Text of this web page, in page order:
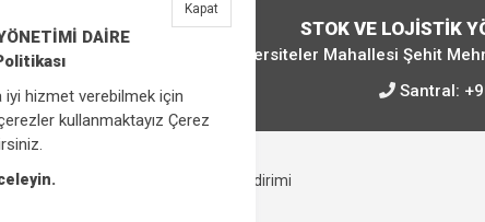
STOK VE LOJİSTİK
Üniversiteler Mahallesi Şehit
Santral:
Politikası Bilgi Güvenliği İhlal Bildirimi
DAİRE
hizmet verebilmek için
kullanmaktayız Çerez
Kapat